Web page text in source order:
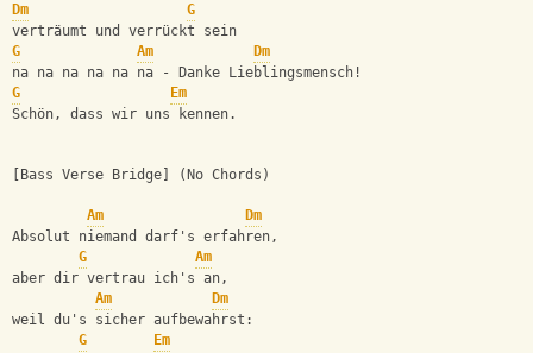
Dm
G
verträumt und verrückt sein
G
Am
Dm
na na na na na na - Danke Lieblingsmensch!
G
Em
Schön, dass wir uns kennen.
[Bass Verse Bridge] (No Chords)
Am
Dm
Absolut niemand darf's erfahren,
G
Am
aber dir vertrau ich's an,
Am
Dm
weil du's sicher aufbewahrst:
G
Em